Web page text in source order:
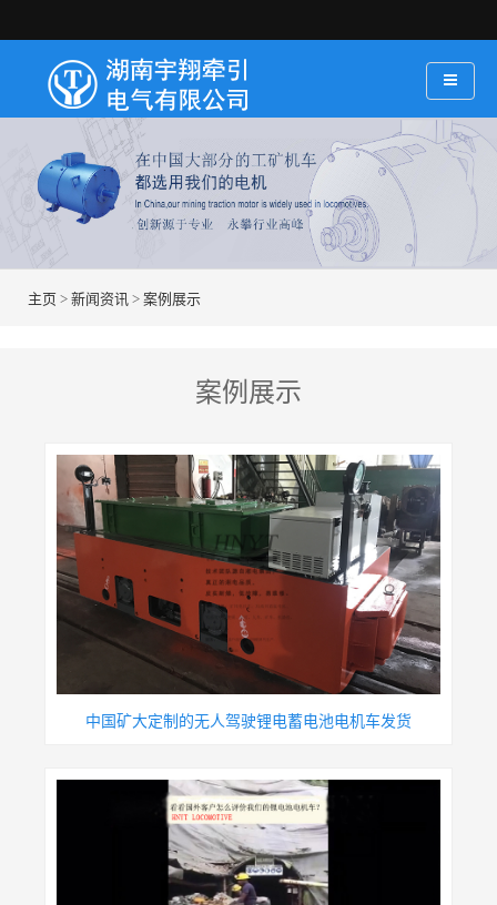
主页 > 新闻资讯 > 案例展示
案例展示
中国矿大定制的无人驾驶锂电蓄电池电机车发货